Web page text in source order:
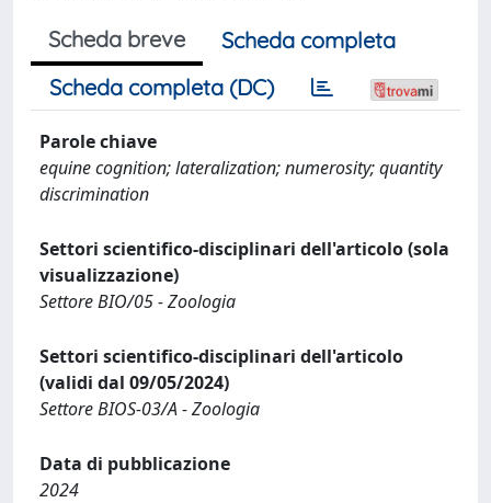
Scheda breve
Scheda completa
Scheda completa (DC)
Parole chiave
equine cognition; lateralization; numerosity; quantity
discrimination
Settori scientifico-disciplinari dell'articolo (sola
visualizzazione)
Settore BIO/05 - Zoologia
Settori scientifico-disciplinari dell'articolo
(validi dal 09/05/2024)
Settore BIOS-03/A - Zoologia
Data di pubblicazione
2024